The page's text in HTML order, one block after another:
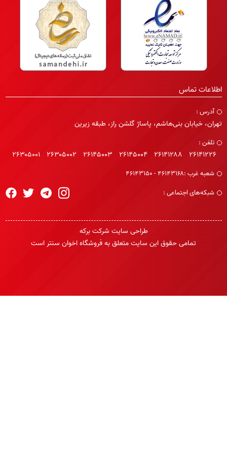
اطلاعات تماس
آدرس :
تهران، خیابان بنی‌هاشم، پاساژ گلشن راز، طبقه زیرین
تلفن :
۲۶۳۰۵۰۰۱ ۲۶۳۰۵۰۰۲ ۲۶۱۴۵۰۰۳ ۲۶۱۴۵۰۰۴ ۲۶۱۴۱۲۸۸ ۲۶۱۴۱۲۲۶
شعبه غرب :۴۶۱۴۳۱۶۸ - ۴۶۱۴۳۱۵۰
شبکه‌های اجتماعی :
طراحی سایت شرکت برکه
تمامی حقوق این سایت متعلق به فروشگاه اخوان سنتر است